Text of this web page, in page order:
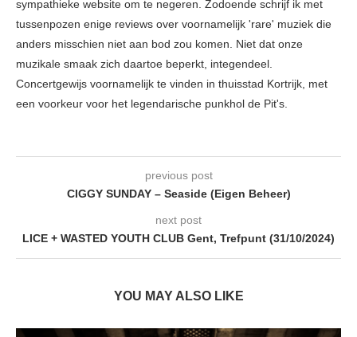
sympathieke website om te negeren. Zodoende schrijf ik met
tussenpozen enige reviews over voornamelijk 'rare' muziek die
anders misschien niet aan bod zou komen. Niet dat onze
muzikale smaak zich daartoe beperkt, integendeel.
Concertgewijs voornamelijk te vinden in thuisstad Kortrijk, met
een voorkeur voor het legendarische punkhol de Pit's.
previous post
CIGGY SUNDAY – Seaside (Eigen Beheer)
next post
LICE + WASTED YOUTH CLUB Gent, Trefpunt (31/10/2024)
YOU MAY ALSO LIKE